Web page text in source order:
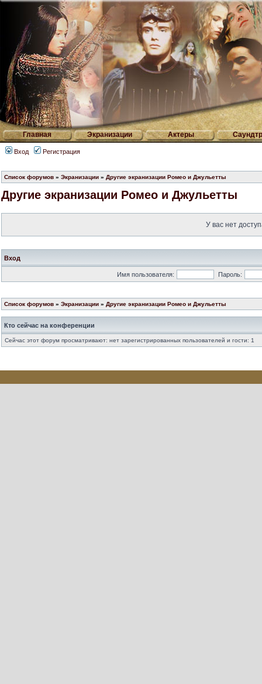
Главная Экранизации Актеры
Вход Регистрация
Список форумов » Экранизации » Другие экранизации Ромео и Джульетты
Другие экранизации Ромео и Джульетты
У вас нет
Вход
Имя пользователя: Пароль:
Список форумов » Экранизации » Другие экранизации Ромео и Джульетты
Кто сейчас на конференции
Сейчас этот форум просматривают: нет зарегистрированных пользователей и гости: 1